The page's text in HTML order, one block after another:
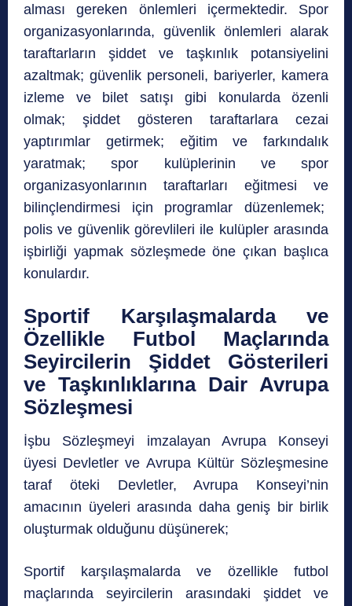
alması gereken önlemleri içermektedir. Spor
organizasyonlarında, güvenlik önlemleri alarak
taraftarların şiddet ve taşkınlık potansiyelini
azaltmak; güvenlik personeli, bariyerler, kamera
izleme ve bilet satışı gibi konularda özenli
olmak; şiddet gösteren taraftarlara cezai
yaptırımlar getirmek; eğitim ve farkındalık
yaratmak; spor kulüplerinin ve spor
organizasyonlarının taraftarları eğitmesi ve
bilinçlendirmesi için programlar düzenlemek;
polis ve güvenlik görevlileri ile kulüpler arasında
işbirliği yapmak sözleşmede öne çıkan başlıca
konulardır.
Sportif Karşılaşmalarda ve
Özellikle Futbol Maçlarında
Seyircilerin Şiddet Gösterileri
ve Taşkınlıklarına Dair Avrupa
Sözleşmesi
İşbu Sözleşmeyi imzalayan Avrupa Konseyi
üyesi Devletler ve Avrupa Kültür Sözleşmesine
taraf öteki Devletler, Avrupa Konseyi’nin
amacının üyeleri arasında daha geniş bir birlik
oluşturmak olduğunu düşünerek;
Sportif karşılaşmalarda ve özellikle futbol
maçlarında seyircilerin arasındaki şiddet ve